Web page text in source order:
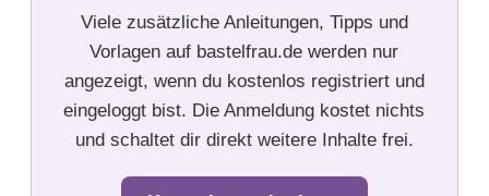
Viele zusätzliche Anleitungen, Tipps und
Vorlagen auf bastelfrau.de werden nur
angezeigt, wenn du kostenlos registriert und
eingeloggt bist. Die Anmeldung kostet nichts
und schaltet dir direkt weitere Inhalte frei.